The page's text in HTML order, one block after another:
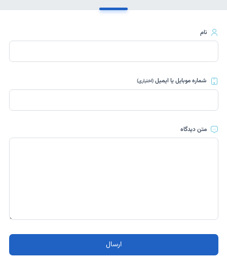
نام
شماره موبایل یا ایمیل(اختیاری)
متن دیدگاه
ارسال